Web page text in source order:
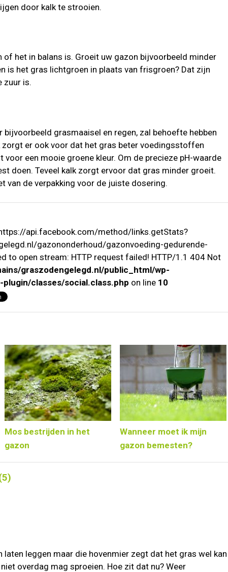
door kalk te strooien.
of het in balans is. Groeit uw gazon bijvoorbeeld minder
is het gras lichtgroen in plaats van frisgroen? Dat zijn
zuur is.
bijvoorbeeld grasmaaisel en regen, zal behoefte hebben
zorgt er ook voor dat het gras beter voedingsstoffen
een mooie groene kleur. Om de precieze pH-waarde
doen. Teveel kalk zorgt ervoor dat gras minder groeit.
van de verpakking voor de juiste dosering.
api.facebook.com/method/links.getStats?
gazononderhoud/gazonvoeding-gedurende-
to open stream: HTTP request failed! HTTP/1.1 404 Not
graszodengelegd.nl/public_html/wp-
classes/social.class.php on line 10
Mos bestrijden in het
gazon
Wanneer moet ik mijn
gazon bemesten?
laten leggen maar die hovenmier zegt dat het gras wel kan
overdag mag sproeien. Hoe zit dat nu? Weer